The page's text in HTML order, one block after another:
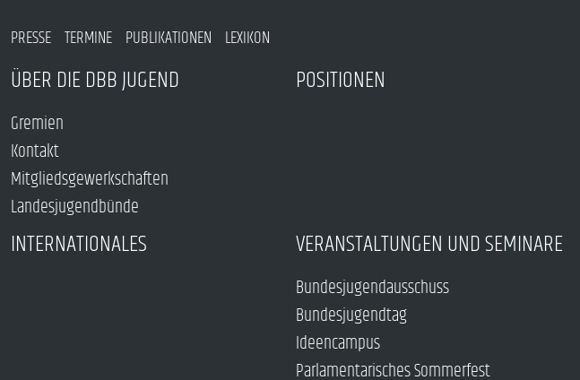
PRESSE TERMINE PUBLIKATIONEN LEXIKON
ÜBER DIE DBB JUGEND
Gremien
Kontakt
Mitgliedsgewerkschaften
Landesjugendbünde
POSITIONEN
INTERNATIONALES VERANSTALTUNGEN UND SEMINARE
Bundesjugendausschuss
Bundesjugendtag
Ideencampus
Parlamentarisches Sommerfest